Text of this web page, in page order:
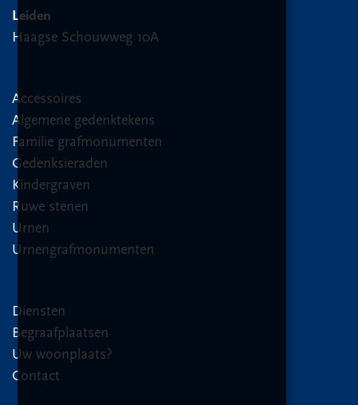
Leiden
Haagse Schouwweg 10A
Accessoires
Algemene gedenktekens
Familie grafmonumenten
Gedenksieraden
Kindergraven
Ruwe stenen
Urnen
Urnengrafmonumenten
Diensten
Begraafplaatsen
Uw woonplaats?
Contact